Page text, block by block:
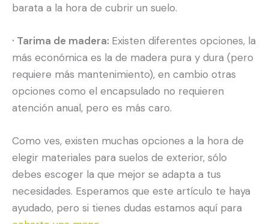
barata a la hora de cubrir un suelo.
· Tarima de madera: Existen diferentes opciones, la
más económica es la de madera pura y dura (pero
requiere más mantenimiento), en cambio otras
opciones como el encapsulado no requieren
atención anual, pero es más caro.
Como ves, existen muchas opciones a la hora de
elegir materiales para suelos de exterior, sólo
debes escoger la que mejor se adapta a tus
necesidades. Esperamos que este artículo te haya
ayudado, pero si tienes dudas estamos aquí para